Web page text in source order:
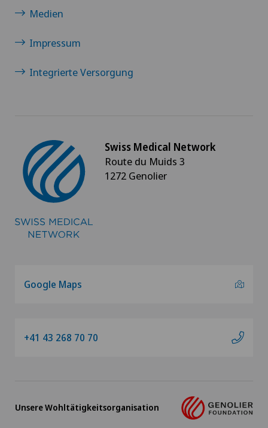
LBV-Verfahren
Liaison-Psychiatrie
Logopädie
Lymphologie
Makuladegeneration
Medien
Impressum
Integrierte Versorgung
Swiss Medical Network
Route du Muids 3
1272 Genolier
Google Maps
+41 43 268 70 70
Unsere Wohltätigkeitsorganisation